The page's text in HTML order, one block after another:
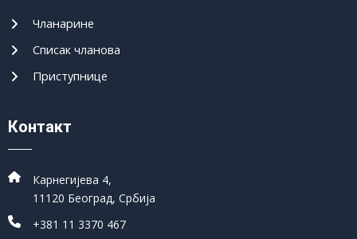
Чланарине
Списак чланова
Приступнице
Контакт
Карнегијева 4,
11120 Београд, Србија
+381 11 3370 467